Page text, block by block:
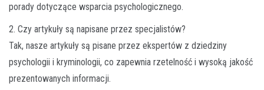
porady dotyczące wsparcia psychologicznego.
2. Czy artykuły są napisane przez specjalistów?
Tak, nasze artykuły są pisane przez ekspertów z dziedziny
psychologii i kryminologii, co zapewnia rzetelność i wysoką jakość
prezentowanych informacji.